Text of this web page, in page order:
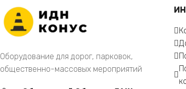
Оборудование для дорог, парковок,
общественно-массовых мероприятий